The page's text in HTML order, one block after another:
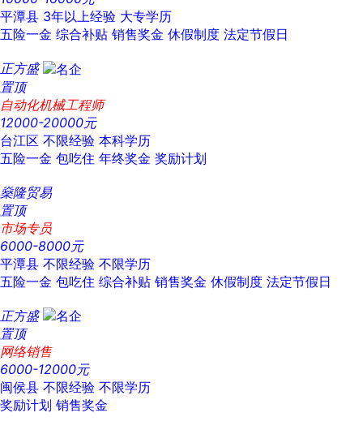
平潭县 3年以上经验 大专学历
五险一金 综合补贴 销售奖金 休假制度 法定节假日
正方盛
置顶
自动化机械工程师
12000-20000元
台江区 不限经验 本科学历
五险一金 包吃住 年终奖金 奖励计划
燊隆贸易
置顶
市场专员
6000-8000元
平潭县 不限经验 不限学历
五险一金 包吃住 综合补贴 销售奖金 休假制度 法定节假日
正方盛
置顶
网络销售
6000-12000元
闽侯县 不限经验 不限学历
奖励计划 销售奖金